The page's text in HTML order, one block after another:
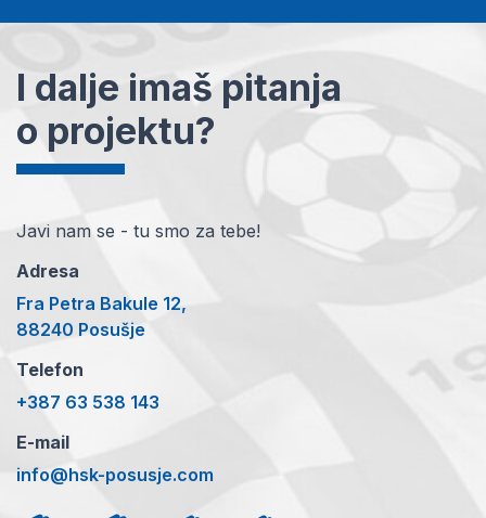
I dalje imaš pitanja
o projektu?
Javi nam se - tu smo za tebe!
Adresa
Fra Petra Bakule 12,
88240 Posušje
Telefon
+387 63 538 143
E-mail
info@hsk-posusje.com